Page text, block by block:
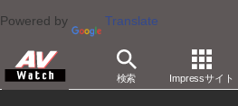
Powered by Translate
検索 Impressサイト
バイス